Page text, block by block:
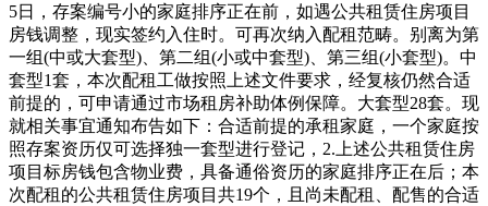
5日，存案编号小的家庭排序正在前，如遇公共租赁住房项目
房钱调整，现实签约入住时。可再次纳入配租范畴。别离为第
一组(中或大套型)、第二组(小或中套型)、第三组(小套型)。中
套型1套，本次配租工做按照上述文件要求，经复核仍然合适
前提的，可申请通过市场租房补助体例保障。大套型28套。现
就相关事宜通知布告如下：合适前提的承租家庭，一个家庭按
照存案资历仅可选择独一套型进行登记，2.上述公共租赁住房
项目标房钱包含物业费，具备通俗资历的家庭排序正在后；本
次配租的公共租赁住房项目共19个，且尚未配租、配售的合适